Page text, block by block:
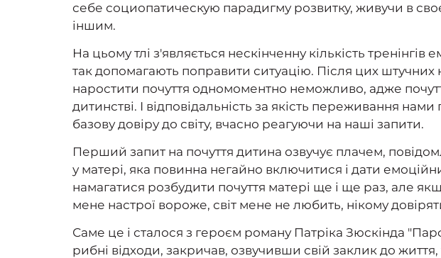
себе социопатическую парадигму розвитку, живучи в
іншим.
На цьому тлі з'являється нескінченну кількість тренінгів
так допомагають поправити ситуацію. Після цих штучних
наростити почуття одномоментно неможливо, адже
дитинстві. І відповідальність за якість переживання
базову довіру до світу, вчасно реагуючи на наші запити.
Перший запит на почуття дитина озвучує плачем,
у матері, яка повинна негайно включитися і дати
намагатися розбудити почуття матері ще і ще раз, але
мене настрої вороже, світ мене не любить, нікому
Саме це і сталося з героєм роману Патріка Зюскінда
рибні відходи, закричав, озвучивши свій заклик до